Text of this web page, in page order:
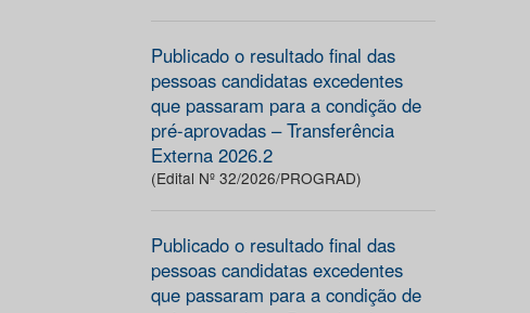
Publicado o resultado final das
pessoas candidatas excedentes
que passaram para a condição de
pré-aprovadas – Transferência
Externa 2026.2
(Edital Nº 32/2026/PROGRAD)
Publicado o resultado final das
pessoas candidatas excedentes
que passaram para a condição de